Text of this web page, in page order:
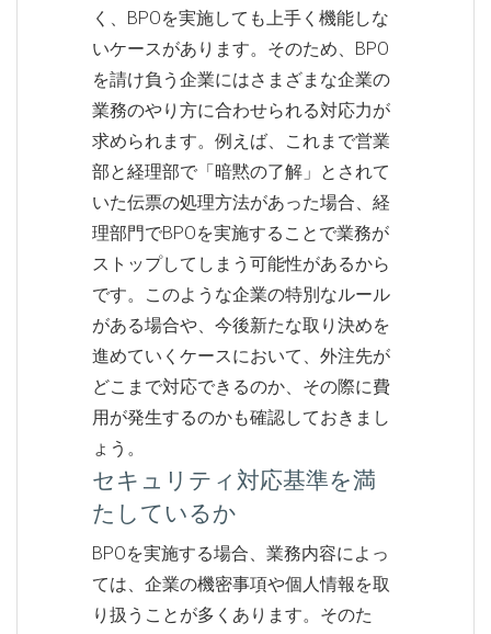
く、BPOを実施しても上手く機能しな
いケースがあります。そのため、BPO
を請け負う企業にはさまざまな企業の
業務のやり方に合わせられる対応力が
求められます。例えば、これまで営業
部と経理部で「暗黙の了解」とされて
いた伝票の処理方法があった場合、経
理部門でBPOを実施することで業務が
ストップしてしまう可能性があるから
です。このような企業の特別なルール
がある場合や、今後新たな取り決めを
進めていくケースにおいて、外注先が
どこまで対応できるのか、その際に費
用が発生するのかも確認しておきまし
ょう。
セキュリティ対応基準を満
たしているか
BPOを実施する場合、業務内容によっ
ては、企業の機密事項や個人情報を取
り扱うことが多くあります。そのた